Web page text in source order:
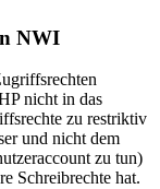
NWI
nicht in das
zu restriktiv
und nicht dem
zu tun)
Schreibrechte hat.